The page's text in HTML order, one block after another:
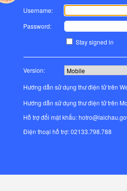
Username:
Password:
Stay signed in
Version:
Hướng dẫn sử dụng thư điện tử trên
Hướng dẫn sử dụng thư điện tử trên
Hỗ trợ đổi mật khẩu:
Điện thoại hỗ trợ: 02133.798.788